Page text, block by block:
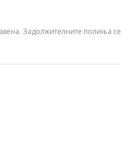
Задолжителните полиња